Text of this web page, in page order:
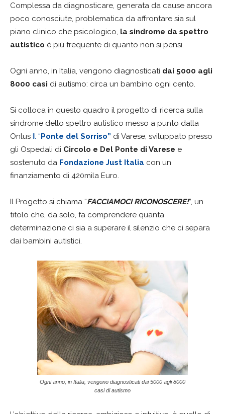
Complessa da diagnosticare, generata da cause ancora
poco conosciute, problematica da affrontare sia sul
piano clinico che psicologico, la sindrome da spettro
autistico è più frequente di quanto non si pensi.
Ogni anno, in Italia, vengono diagnosticati dai 5000 agli
8000 casi di autismo: circa un bambino ogni cento.
Si colloca in questo quadro il progetto di ricerca sulla
sindrome dello spettro autistico messo a punto dalla
Onlus Il “Ponte del Sorriso” di Varese, sviluppato presso
gli Ospedali di Circolo e Del Ponte di Varese e
sostenuto da Fondazione Just Italia con un
finanziamento di 420mila Euro.
Il Progetto si chiama “FACCIAMOCI RICONOSCERE!”, un
titolo che, da solo, fa comprendere quanta
determinazione ci sia a superare il silenzio che ci separa
dai bambini autistici.
Ogni anno, in Italia, vengono diagnosticati dai 5000 agli 8000
casi di autismo